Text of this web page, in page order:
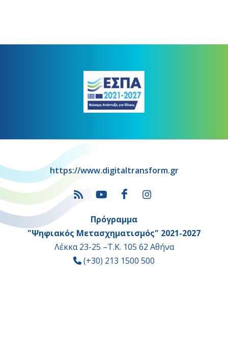
https://www.digitaltransform.gr
Πρόγραμμα
"Ψηφιακός Μετασχηματισμός" 2021-2027
Λέκκα 23-25 –Τ.Κ. 105 62 Αθήνα
(+30) 213 1500 500